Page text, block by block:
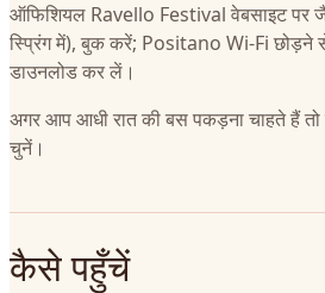
ऑफिशियल Ravello Festival वेबसाइट पर
स्प्रिंग में), बुक करें; Positano Wi‑Fi छोड़ने
डाउनलोड कर लें।
अगर आप आधी रात की बस पकड़ना चाहते हैं तो
चुनें।
कैसे पहुँचें